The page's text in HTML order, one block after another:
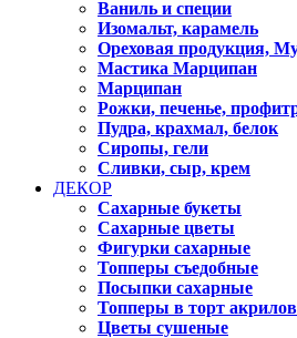
Ваниль и специи
Изомальт, карамель
Ореховая продукция,
Мастика Марципан
Марципан
Рожки, печенье,
Пудра, крахмал, белок
Сиропы, гели
Сливки, сыр, крем
ДЕКОР
Сахарные букеты
Сахарные цветы
Фигурки сахарные
Топперы съедобные
Посыпки сахарные
Топперы в торт
Цветы сушеные